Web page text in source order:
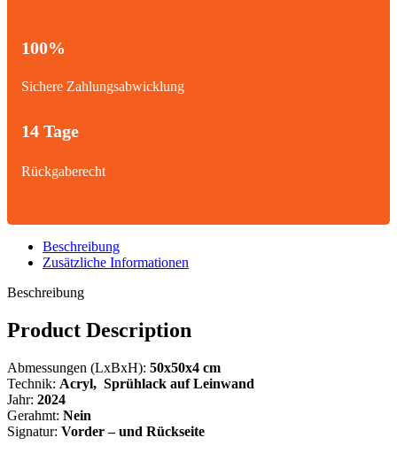
100%
Sichere Zahlungsabwicklung
14 Tage
Rückgaberecht
Beschreibung
Zusätzliche Informationen
Beschreibung
Product Description
Abmessungen (LxBxH): 50x50x4 cm
Technik: Acryl, Sprühlack auf Leinwand
Jahr: 2024
Gerahmt: Nein
Signatur: Vorder – und Rückseite